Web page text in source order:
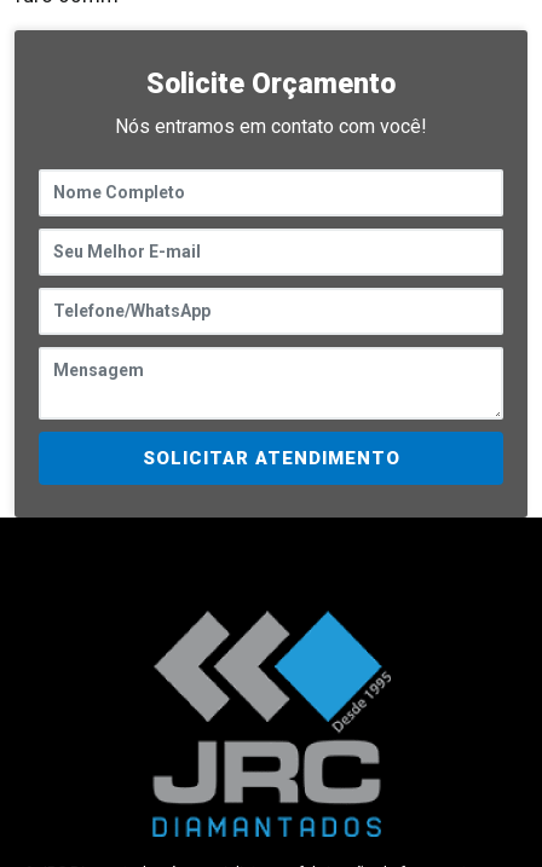
Solicite Orçamento
Nós entramos em contato com você!
SOLICITAR ATENDIMENTO